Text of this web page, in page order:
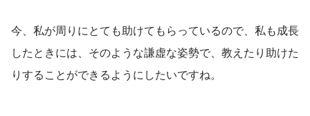
今、私が周りにとても助けてもらっているので、私も成長
したときには、そのような謙虚な姿勢で、教えたり助けた
りすることができるようにしたいですね。